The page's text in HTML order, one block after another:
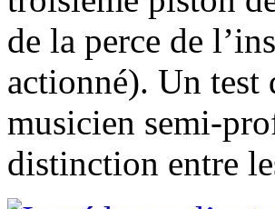
de la perce de
actionné). Un test
musicien semi-
distinction entre